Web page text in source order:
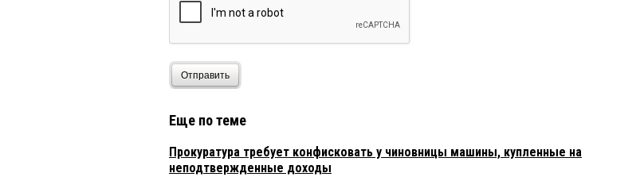
Отправить
Еще по теме
Прокуратура требует конфисковать у чиновницы машины, купленные на
неподтвержденные доходы